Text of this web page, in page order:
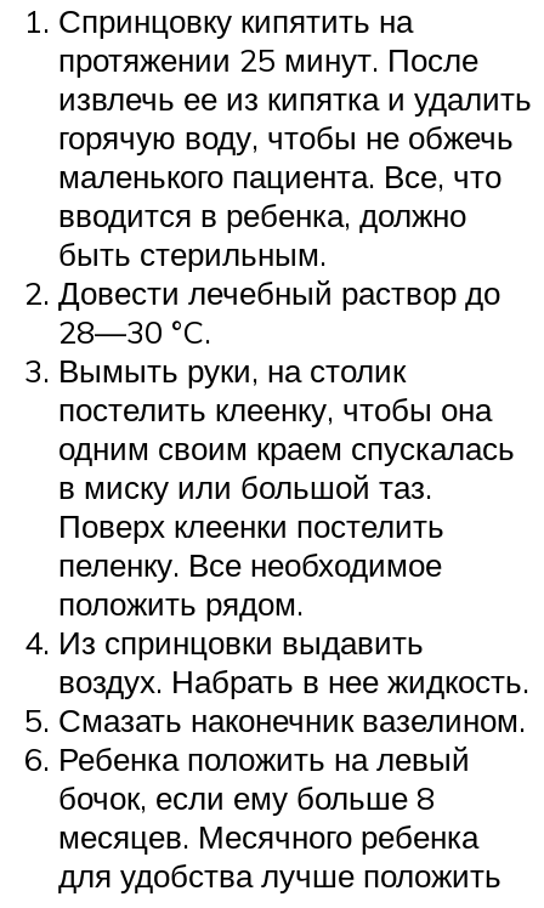
Спринцовку кипятить на
протяжении 25 минут. После
извлечь ее из кипятка и удалить
горячую воду, чтобы не обжечь
маленького пациента. Все, что
вводится в ребенка, должно
быть стерильным.
Довести лечебный раствор до
28—30 °C.
Вымыть руки, на столик
постелить клеенку, чтобы она
одним своим краем спускалась
в миску или большой таз.
Поверх клеенки постелить
пеленку. Все необходимое
положить рядом.
Из спринцовки выдавить
воздух. Набрать в нее жидкость.
Смазать наконечник вазелином.
Ребенка положить на левый
бочок, если ему больше 8
месяцев. Месячного ребенка
для удобства лучше положить